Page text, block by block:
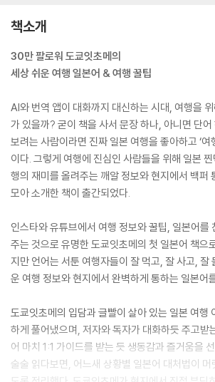
책소개
30만 팔로워 도쿄잇초메의
세상 쉬운 여행 일본어 & 여행 꿀팁
AI와 번역 앱이 대화까지 대신하는 시대, 여행을
가 있을까? 굳이 책을 사서 문장 하나, 아니면 단
보려는 사람이라면 진짜 일본 여행을 좋아하고 ‘여
이다. 그렇게 여행에 진심인 사람들을 위해 일본
행의 재미를 올려주는 깨알 정보와 현지에서 백퍼
모아 소개한 책이 출간되었다.
인스타와 유튜브에서 여행 정보와 꿀팁, 일본어를
주는 것으로 유명한 도쿄잇초메의 첫 일본어 책으
지만 언어는 서툰 여행자들이 잘 먹고, 잘 사고, 잘
운 여행 정보와 현지에서 완벽하게 통하는 일본어
도쿄잇초메의 입담과 글빨이 살아 있는 일본 여행
하게 풀어냈으며, 저자와 독자가 대화하듯 주고받
어 마치 1:1 가이드를 받는 듯 생동감과 즐거움을
술술 읽다보면, 어느새 상황별 일본어 대처법이 머